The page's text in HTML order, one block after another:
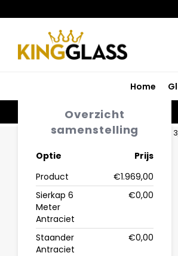
Home
Carport in antraciet van 6,06 x
Overzicht
samenstelling
Optie
Prijs
Product
€1.969,00
Sierkap 6
Meter
Antraciet
€0,00
Staander
Antraciet
€0,00